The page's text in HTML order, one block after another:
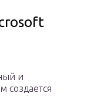
и
создается